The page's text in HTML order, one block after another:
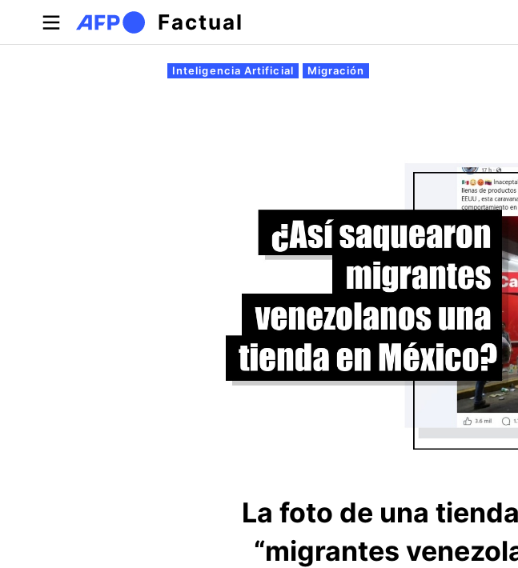
Pasar al contenido principal
Factual
Solapas principales
Inteligencia Artificial Migración
La foto de una
“migrantes